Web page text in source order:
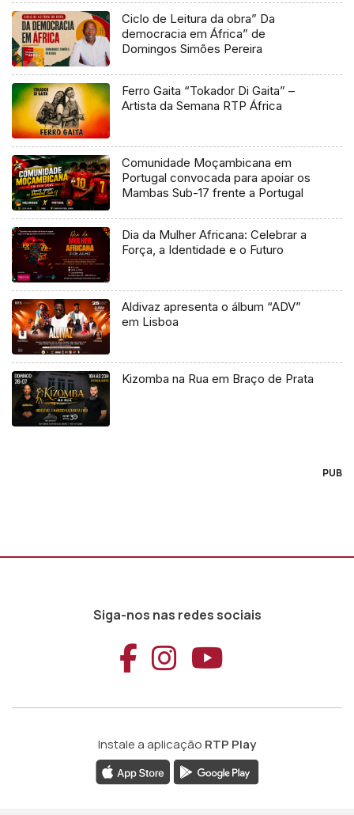
Ciclo de Leitura da obra” Da
democracia em África” de
Domingos Simões Pereira
Ferro Gaita “Tokador Di Gaita” –
Artista da Semana RTP África
Comunidade Moçambicana em
Portugal convocada para apoiar os
Mambas Sub-17 frente a Portugal
Dia da Mulher Africana: Celebrar a
Força, a Identidade e o Futuro
Aldivaz apresenta o álbum “ADV”
em Lisboa
Kizomba na Rua em Braço de Prata
PUB
Siga-nos nas redes sociais
Aceder ao
Aceder ao
Aceder
Instale a aplicação RTP Play